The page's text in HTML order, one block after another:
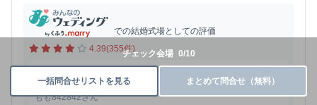
での結婚式場としての評価
4.39(355件)
にも関わらず、快くご対応下さい...
もも842842さん
チェック会場 0/10
一括問合せリストを見る まとめて問合せ（無料）